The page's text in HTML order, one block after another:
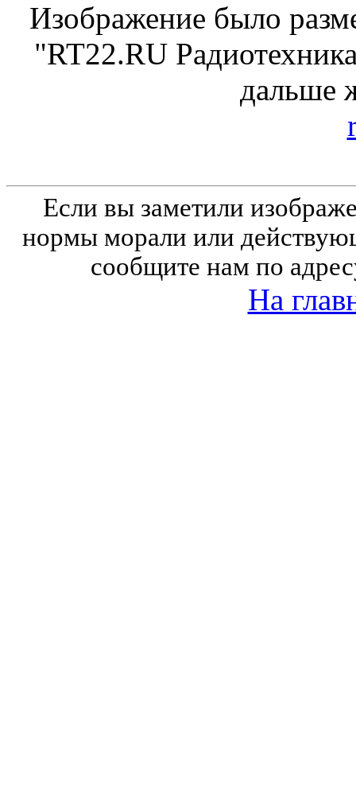
Изображение было
"RT22.RU
дальше
Если вы заметили
нормы морали или
сообщите нам по
На